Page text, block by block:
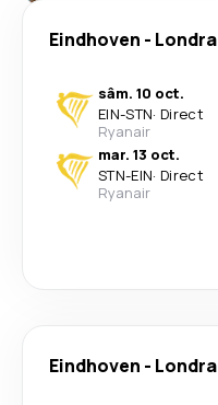
Eindhoven - Londra
sâm. 10 oct.
EIN-STN· Direct
Ryanair
mar. 13 oct.
STN-EIN· Direct
Ryanair
Eindhoven - Londra